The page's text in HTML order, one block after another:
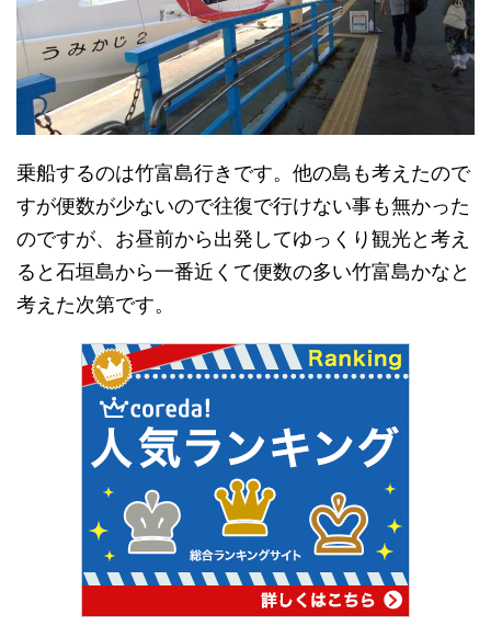
乗船するのは竹富島行きです。他の島も考えたので
すが便数が少ないので往復で行けない事も無かった
のですが、お昼前から出発してゆっくり観光と考え
ると石垣島から一番近くて便数の多い竹富島かなと
考えた次第です。